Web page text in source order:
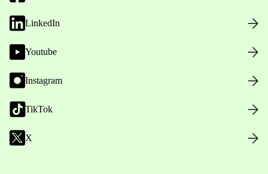
LinkedIn
Youtube
Instagram
TikTok
X